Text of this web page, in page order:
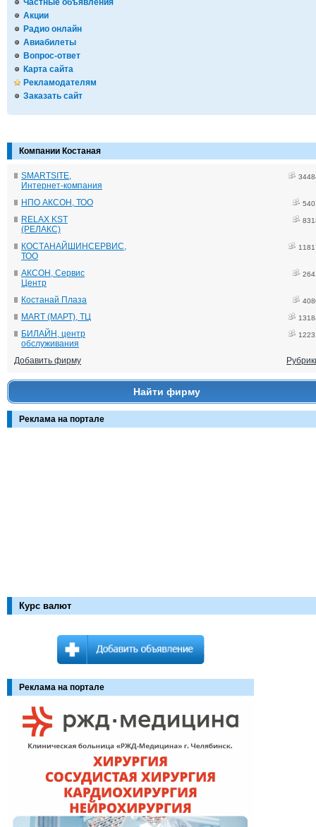
Частные объявления
Акции
Радио онлайн
Авиабилеты
Вопрос-ответ
Карта сайта
Рекламодателям
Заказать сайт
Компании Костаная
SMARTSITE,
Интернет-компания
НПО АКСОН, ТОО
RELAX KST
(РЕЛАКС)
КОСТАНАЙШИНСЕРВИС,
ТОО
АКСОН, Сервис
Центр
Костанай Плаза
MART (МАРТ), ТЦ
БИЛАЙН, центр
обслуживания
Добавить фирму
Найти фирму
Реклама на портале
Курс валют
Реклама на портале